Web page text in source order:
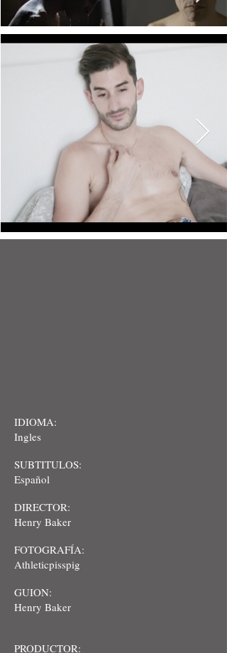
IDIOMA:
Ingles
SUBTITULOS:
Español
DIRECTOR:
Henry Baker
FOTOGRAFÍA:
Athleticpisspig
GUION:
Henry Baker
PRODUCTOR: